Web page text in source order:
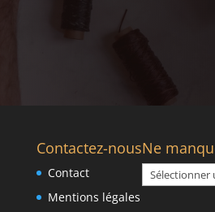
Contactez-nous
Contact
Mentions légales
Ne
Ne
manquez